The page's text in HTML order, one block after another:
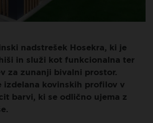
nadstrešek Hosekra, ki je
in služi kot funkcionalna ter
za zunanji bivalni prostor.
izdelana kovinskih profilov v
barvi, ki se odlično ujema z